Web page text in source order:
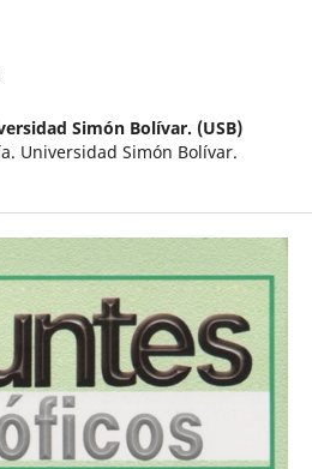
Simón Bolívar. (USB)
Universidad Simón Bolívar.